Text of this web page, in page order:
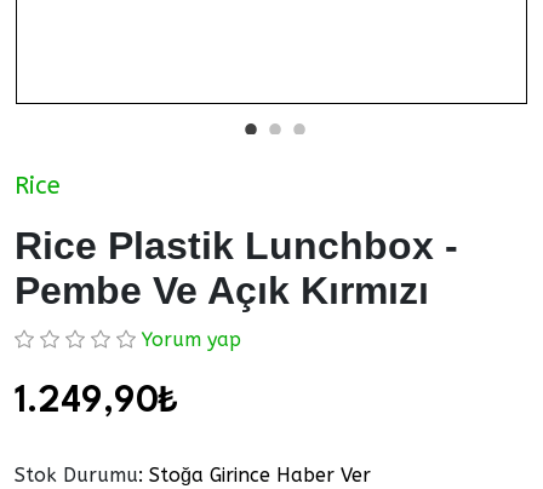
Rice
Rice Plastik Lunchbox -
Pembe Ve Açık Kırmızı
Yorum yap
1.249,90₺
Stok Durumu: Stoğa Girince Haber Ver